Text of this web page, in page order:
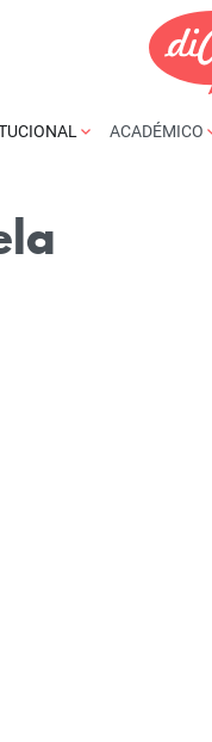
ACADÉMICO